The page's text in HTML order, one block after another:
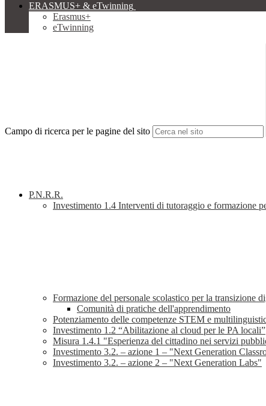
ERASMUS+ & eTwinning
Erasmus+
eTwinning
Campo di ricerca per le pagine del sito
P.N.R.R.
Investimento 1.4 Interventi di tutoraggio e formazione
Formazione del personale scolastico per la transizione
Comunità di pratiche dell'apprendimento
Potenziamento delle competenze STEM e
Investimento 1.2 “Abilitazione al cloud per le PA locali”
Misura 1.4.1 "Esperienza del cittadino nei servizi
Investimento 3.2. – azione 1 – "Next Generation
Investimento 3.2. – azione 2 – "Next Generation Labs"